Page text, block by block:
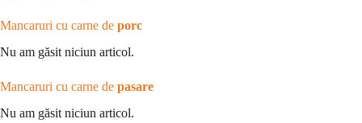
Mancaruri cu carne de porc
Nu am găsit niciun articol.
Mancaruri cu carne de pasare
Nu am găsit niciun articol.